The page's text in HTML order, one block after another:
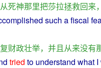
从死神那里把莎拉拯救回来，
such afiscal
财政壮举， 并且从来没有
tried to understand what I